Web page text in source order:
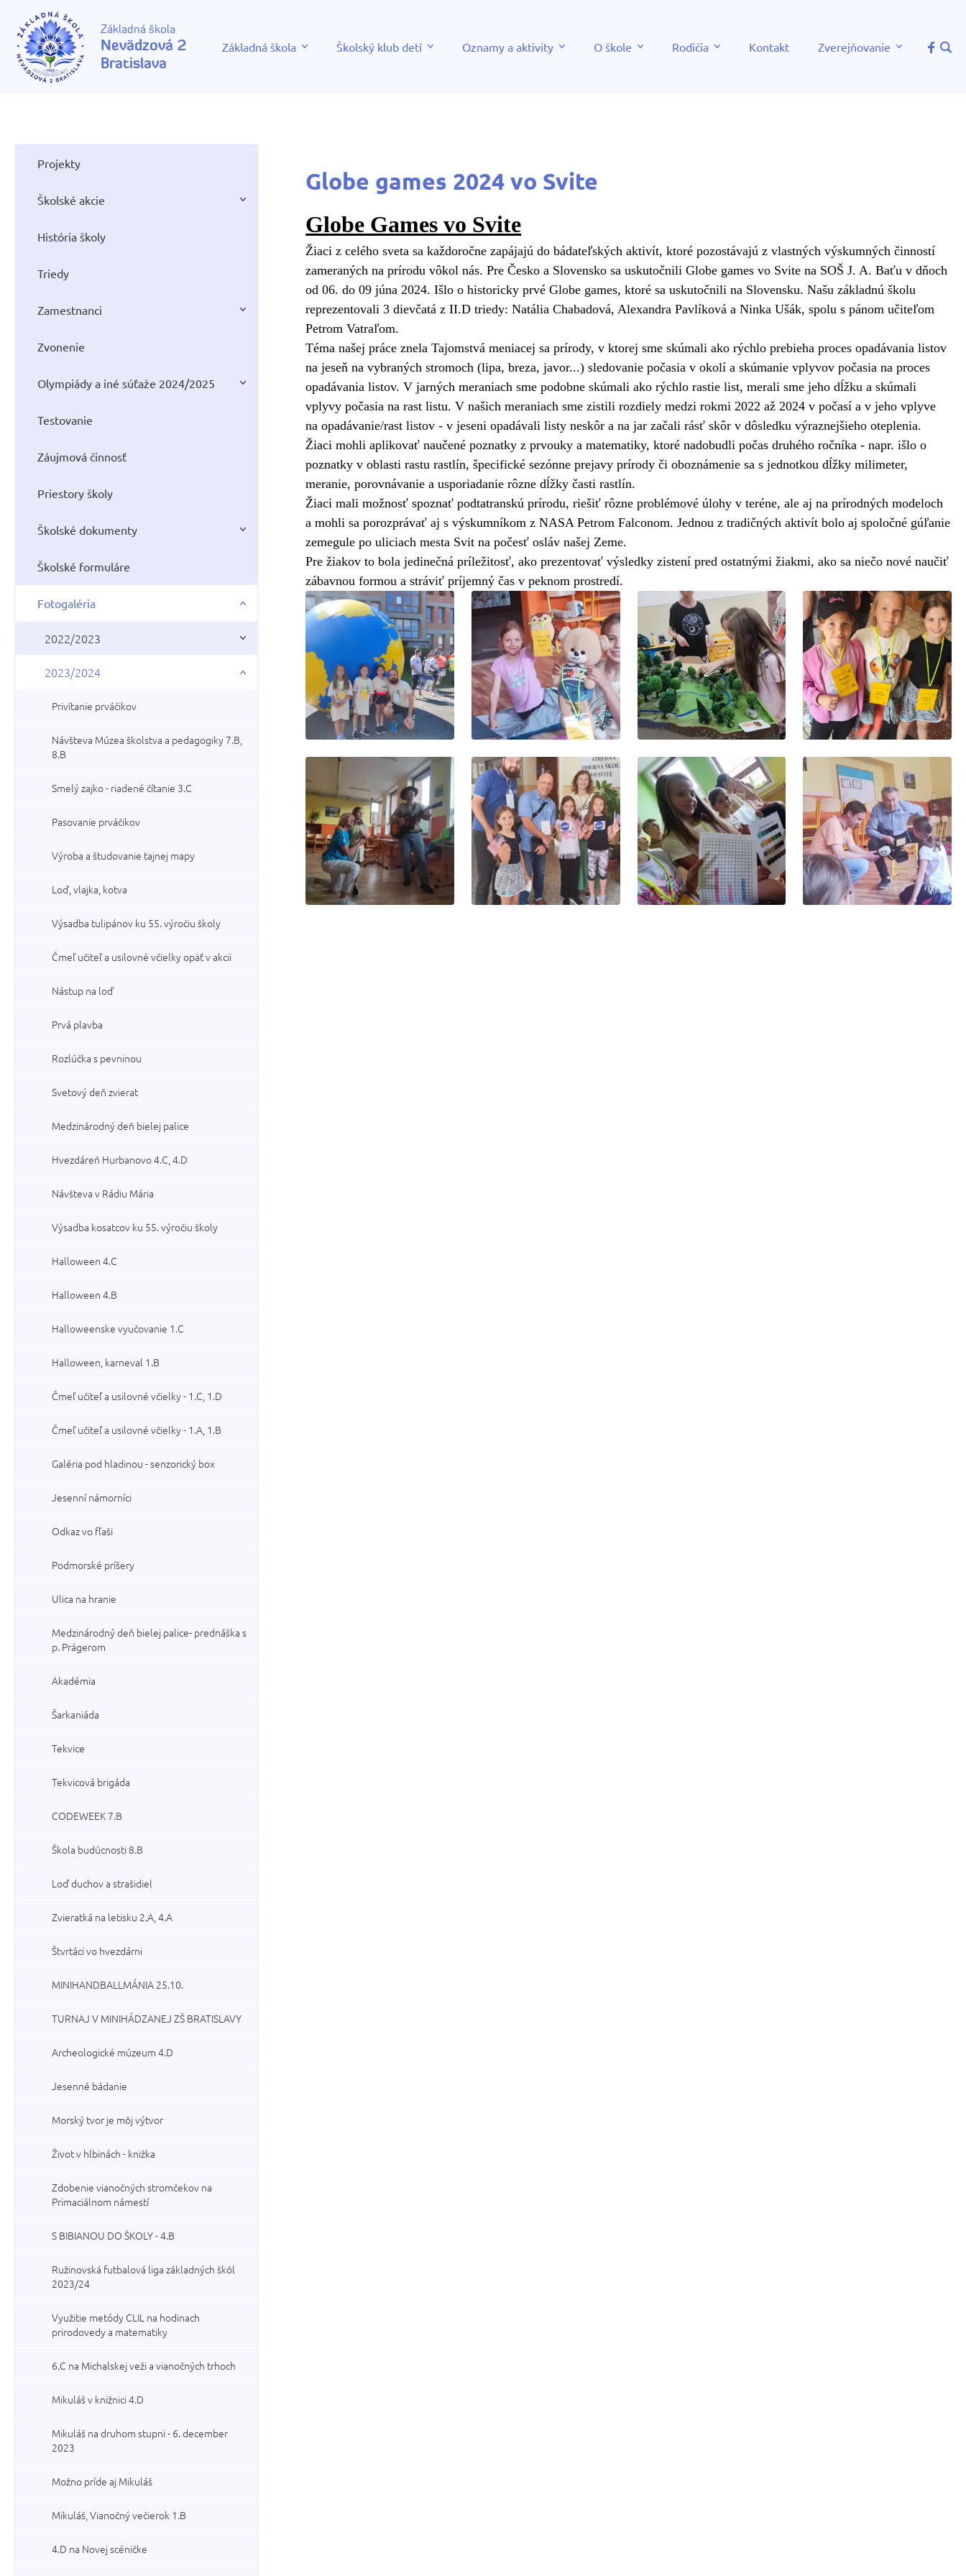
Základná škola
Nevädzová 2
Bratislava
Základná škola Školský klub detí Oznamy a aktivity O škole Rodičia Kontakt Zverejňovanie
Globe games 2024 vo Svite
Globe Games vo Svite
Žiaci z celého sveta sa každoročne zapájajú do bádateľských aktivít, ktoré pozostávajú z vlastných výskumných činností
zameraných na prírodu vôkol nás. Pre Česko a Slovensko sa uskutočnili Globe games vo Svite na SOŠ J. A. Baťu v dňoch
od 06. do 09 júna 2024. Išlo o historicky prvé Globe games, ktoré sa uskutočnili na Slovensku. Našu základnú školu
reprezentovali 3 dievčatá z II.D triedy: Natália Chabadová, Alexandra Pavlíková a Ninka Ušák, spolu s pánom učiteľom
Petrom Vatraľom.
Téma našej práce znela Tajomstvá meniacej sa prírody, v ktorej sme skúmali ako rýchlo prebieha proces opadávania listov
na jeseň na vybraných stromoch (lipa, breza, javor...) sledovanie počasia v okolí a skúmanie vplyvov počasia na proces
opadávania listov. V jarných meraniach sme podobne skúmali ako rýchlo rastie list, merali sme jeho dĺžku a skúmali
vplyvy počasia na rast listu. V našich meraniach sme zistili rozdiely medzi rokmi 2022 až 2024 v počasí a v jeho vplyve
na opadávanie/rast listov - v jeseni opadávali listy neskôr a na jar začali rásť skôr v dôsledku výraznejšieho oteplenia.
Žiaci mohli aplikovať naučené poznatky z prvouky a matematiky, ktoré nadobudli počas druhého ročníka - napr. išlo o
poznatky v oblasti rastu rastlín, špecifické sezónne prejavy prírody či oboznámenie sa s jednotkou dĺžky milimeter,
meranie, porovnávanie a usporiadanie rôzne dĺžky časti rastlín.
Žiaci mali možnosť spoznať podtatranskú prírodu, riešiť rôzne problémové úlohy v teréne, ale aj na prírodných modeloch
a mohli sa porozprávať aj s výskumníkom z NASA Petrom Falconom. Jednou z tradičných aktivít bolo aj spoločné gúľanie
zemegule po uliciach mesta Svit na počesť osláv našej Zeme.
Pre žiakov to bola jedinečná príležitosť, ako prezentovať výsledky zistení pred ostatnými žiakmi, ako sa niečo nové naučiť
zábavnou formou a stráviť príjemný čas v peknom prostredí.
Projekty
Školské akcie
História školy
Triedy
Zamestnanci
Zvonenie
Olympiády a iné súťaže 2024/2025
Testovanie
Záujmová činnosť
Priestory školy
Školské dokumenty
Školské formuláre
Fotogaléria
2022/2023
2023/2024
Privítanie prváčikov
Návšteva Múzea školstva a pedagogiky 7.B,
8.B
Smelý zajko - riadené čítanie 3.C
Pasovanie prváčikov
Výroba a študovanie tajnej mapy
Loď, vlajka, kotva
Výsadba tulipánov ku 55. výročiu školy
Čmeľ učiteľ a usilovné včielky opäť v akcii
Nástup na loď
Prvá plavba
Rozlúčka s pevninou
Svetový deň zvierat
Medzinárodný deň bielej palice
Hvezdáreň Hurbanovo 4.C, 4.D
Návšteva v Rádiu Mária
Výsadba kosatcov ku 55. výročiu školy
Halloween 4.C
Halloween 4.B
Halloweenske vyučovanie 1.C
Halloween, karneval 1.B
Čmeľ učiteľ a usilovné včielky - 1.C, 1.D
Čmeľ učiteľ a usilovné včielky - 1.A, 1.B
Galéria pod hladinou - senzorický box
Jesenní námorníci
Odkaz vo fľaši
Podmorské príšery
Ulica na hranie
Medzinárodný deň bielej palice- prednáška s
p. Prágerom
Akadémia
Šarkaniáda
Tekvice
Tekvicová brigáda
CODEWEEK 7.B
Škola budúcnosti 8.B
Loď duchov a strašidiel
Zvieratká na letisku 2.A, 4.A
Štvrtáci vo hvezdárni
MINIHANDBALLMÁNIA 25.10.
TURNAJ V MINIHÁDZANEJ ZŠ BRATISLAVY
Archeologické múzeum 4.D
Jesenné bádanie
Morský tvor je môj výtvor
Život v hlbinách - knižka
Zdobenie vianočných stromčekov na
Primaciálnom námestí
S BIBIANOU DO ŠKOLY - 4.B
Ružinovská futbalová liga základných škôl
2023/24
Využitie metódy CLIL na hodinach
prirodovedy a matematiky
6.C na Michalskej veži a vianočných trhoch
Mikuláš v knižnici 4.D
Mikuláš na druhom stupni - 6. december
2023
Možno príde aj Mikuláš
Mikuláš, Vianočný večierok 1.B
4.D na Novej scéničke